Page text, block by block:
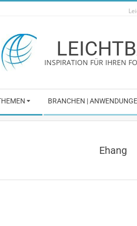
INSPIRATION FÜR IHREN
BRANCHEN |
Ehang